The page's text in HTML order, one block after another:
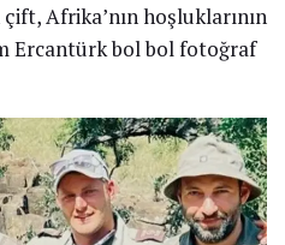
Afrika’nın hoşluklarının
Ercantürk bol bol fotoğraf